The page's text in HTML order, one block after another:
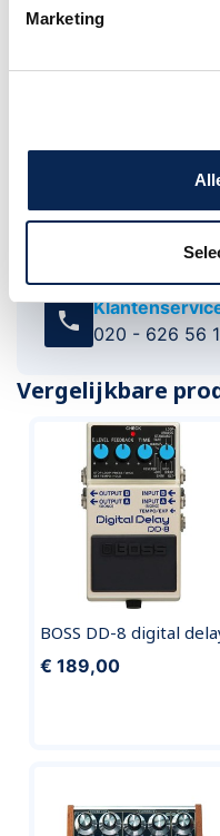
Marketing
van donkerder naar
hoeveelheid
medewerkers staan
call
020 - 626 56
Vergelijkbare
BOSS DD-8 digital
€ 189,00